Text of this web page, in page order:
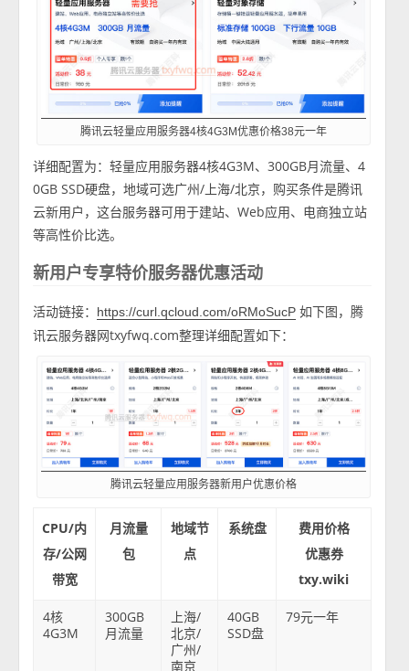
腾讯云轻量应用服务器4核4G3M优惠价格38元一年
详细配置为：轻量应用服务器4核4G3M、300GB月流量、4
0GB SSD硬盘，地域可选广州/上海/北京，购买条件是腾讯
云新用户，这台服务器可用于建站、Web应用、电商独立站
等高性价比选。
新用户专享特价服务器优惠活动
活动链接： https://curl.qcloud.com/oRMoSucP 如下图，腾
讯云服务器网txyfwq.com整理详细配置如下：
腾讯云轻量应用服务器新用户优惠价格
CPU/内
存/公网
带宽
月流量
包
地域节
点
系统盘
费用价格
优惠券
txy.wiki
4核
4G3M
300GB
月流量
上海/
北京/
广州/
南京
40GB
SSD盘
79元一年